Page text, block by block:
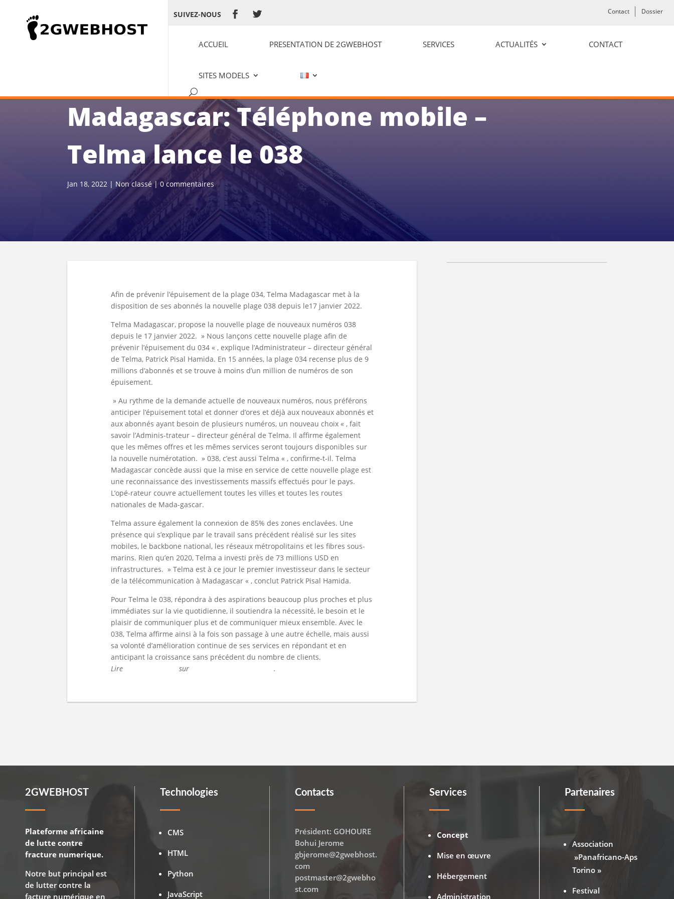
SUIVEZ-NOUS Contact Dossier
ACCUEIL PRESENTATION DE 2GWEBHOST SERVICES ACTUALITÉS CONTACT
SITES MODELS
Madagascar: Téléphone mobile –
Telma lance le 038
Jan 18, 2022 | Non classé|0 commentaires
Afin de prévenir l’épuisement de la plage 034, Telma Madagascar met à la
disposition de ses abonnés la nouvelle plage 038 depuis le17 janvier 2022.
Telma Madagascar, propose la nouvelle plage de nouveaux numéros 038
depuis le 17 janvier 2022. » Nous lançons cette nouvelle plage afin de
prévenir l’épuisement du 034 « , explique l’Administrateur – directeur général
de Telma, Patrick Pisal Hamida. En 15 années, la plage 034 recense plus de 9
millions d’abonnés et se trouve à moins d’un million de numéros de son
épuisement.
» Au rythme de la demande actuelle de nouveaux numéros, nous préférons
anticiper l’épuisement total et donner d’ores et déjà aux nouveaux abonnés et
aux abonnés ayant besoin de plusieurs numéros, un nouveau choix « , fait
savoir l’Adminis-trateur – directeur général de Telma. Il affirme également
que les mêmes offres et les mêmes services seront toujours disponibles sur
la nouvelle numérotation. » 038, c’est aussi Telma « , confirme-t-il. Telma
Madagascar concède aussi que la mise en service de cette nouvelle plage est
une reconnaissance des investissements massifs effectués pour le pays.
L’opé-rateur couvre actuellement toutes les villes et toutes les routes
nationales de Mada-gascar.
Telma assure également la connexion de 85% des zones enclavées. Une
présence qui s’explique par le travail sans précédent réalisé sur les sites
mobiles, le backbone national, les réseaux métropolitains et les fibres sous-
marins. Rien qu’en 2020, Telma a investi près de 73 millions USD en
infrastructures. » Telma est à ce jour le premier investisseur dans le secteur
de la télécommunication à Madagascar « , conclut Patrick Pisal Hamida.
Pour Telma le 038, répondra à des aspirations beaucoup plus proches et plus
immédiates sur la vie quotidienne, il soutiendra la nécessité, le besoin et le
plaisir de communiquer plus et de communiquer mieux ensemble. Avec le
038, Telma affirme ainsi à la fois son passage à une autre échelle, mais aussi
sa volonté d’amélioration continue de ses services en répondant et en
anticipant la croissance sans précédent du nombre de clients.
Lire
sur .
2GWEBHOST
Plateforme africaine
de lutte contre
fracture numerique.
Notre but principal est
de lutter contre la
facture numérique en
Technologies
CMS
HTML
Python
JavaScript
Contacts
Président: GOHOURE
Bohui Jerome
gbjerome@2gwebhost.
com
postmaster@2gwebho
st.com
Services
Concept
Mise en œuvre
Hébergement
Administration
Partenaires
Association
»Panafricano-Aps
Torino »
Festival